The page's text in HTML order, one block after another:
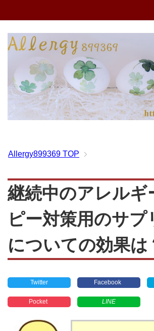
Allergy899369 TOP
継続中のアレルギ
ピー対策用のサプ
についての効果は
Twitter Facebook
Pocket LINE